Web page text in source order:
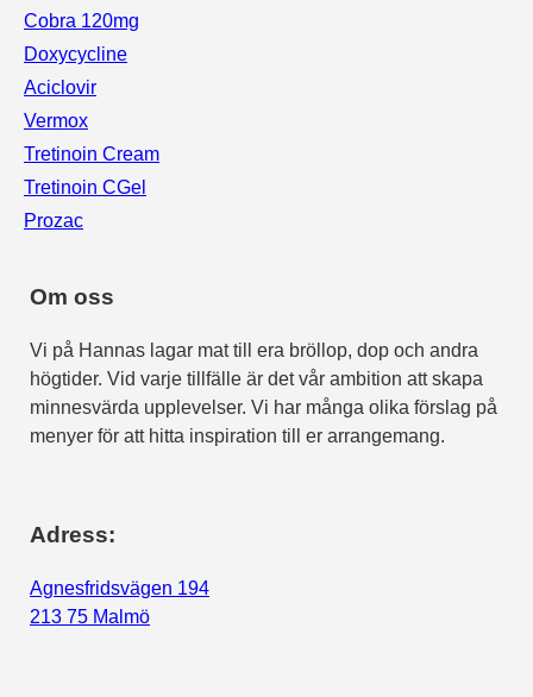
Cobra 120mg
Doxycycline
Aciclovir
Vermox
Tretinoin Cream
Tretinoin CGel
Prozac
Om oss
Vi på Hannas lagar mat till era bröllop, dop och andra
högtider. Vid varje tillfälle är det vår ambition att skapa
minnesvärda upplevelser. Vi har många olika förslag på
menyer för att hitta inspiration till er arrangemang.
Adress:
Agnesfridsvägen 194
213 75 Malmö